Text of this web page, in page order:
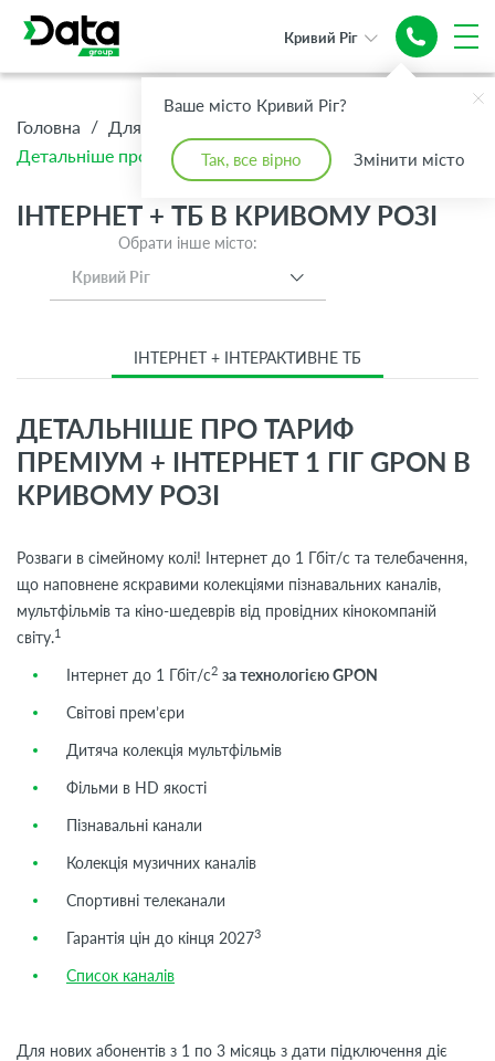
Ваше місто Кривий Ріг?
Так, все вірно Змінити місто
Кривий Ріг
Головна / Для Дому
Детальніше про тариф Преміум + Інтернет 1 Гіг GPON
ІНТЕРНЕТ + ТБ В КРИВОМУ РОЗІ
Обрати інше місто:
Кривий Ріг
ІНТЕРНЕТ + ІНТЕРАКТИВНЕ ТБ
ДЕТАЛЬНІШЕ ПРО ТАРИФ
ПРЕМІУМ + ІНТЕРНЕТ 1 ГІГ GPON В
КРИВОМУ РОЗІ
Розваги в сімейному колі! Інтернет до 1 Гбіт/с та телебачення,
що наповнене яскравими колекціями пізнавальних каналів,
мультфільмів та кіно-шедеврів від провідних кінокомпаній
світу.1
Інтернет до 1 Гбіт/с2 за технологією GPON
Світові прем’єри
Дитяча колекція мультфільмів
Фільми в HD якості
Пізнавальні канали
Колекція музичних каналів
Спортивні телеканали
Гарантія цін до кінця 20273
Список каналів
Для нових абонентів з 1 по 3 місяць з дати підключення діє